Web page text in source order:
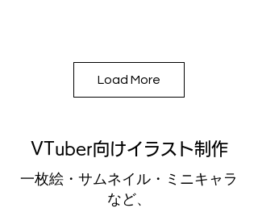
Load More
VTuber向けイラスト制作
一枚絵・サムネイル・ミニキャラ
など、